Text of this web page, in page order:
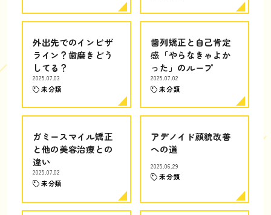
外出先でのインビザ
ライン？歯磨きどう
してる？
2025.07.03
未分類
歯列矯正と自己肯定
感「やらなきゃよか
った」のループ
2025.07.02
未分類
ガミースマイル矯正
と他の美容治療との
違い
2025.07.02
未分類
アデノイド顔貌改善
への道
2025.06.29
未分類